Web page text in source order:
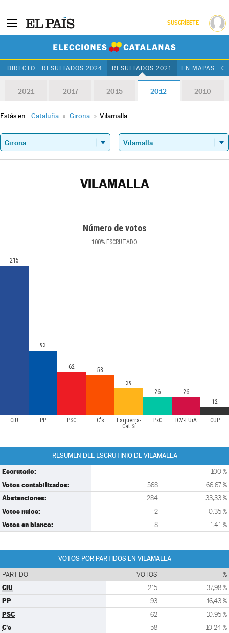
SUSCRÍBETE
DIRECTO RESULTADOS 2024 RESULTADOS 2021 EN MAPAS
2021 2017 2015 2012 2010
Estás en: Cataluña » Girona » Vilamalla
VILAMALLA
Número de votos
100% ESCRUTADO
CiU PP PSC C's
Esquerra-
Cat Sí
PxC ICV-EUiA CUP
215
93
62
58
39
26
26
12
RESUMEN DEL ESCRUTINIO DE VILAMALLA
Escrutado: 100 %
Votos contabilizados: 568 66,67 %
Abstenciones: 284 33,33 %
Votos nulos: 2 0,35 %
Votos en blanco: 8 1,41 %
VOTOS POR PARTIDOS EN VILAMALLA
PARTIDO VOTOS %
CiU 215 37,98 %
PP 93 16,43 %
PSC 62 10,95 %
C's 58 10,24 %